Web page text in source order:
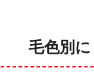
毛色別